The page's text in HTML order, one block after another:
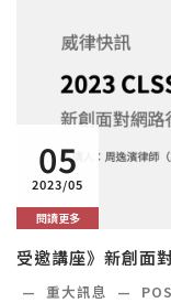
05
2023/05
閱讀更多
受邀講座》新創面
— 重大訊息 —